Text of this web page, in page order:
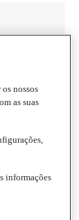
nossos
as suas
informações